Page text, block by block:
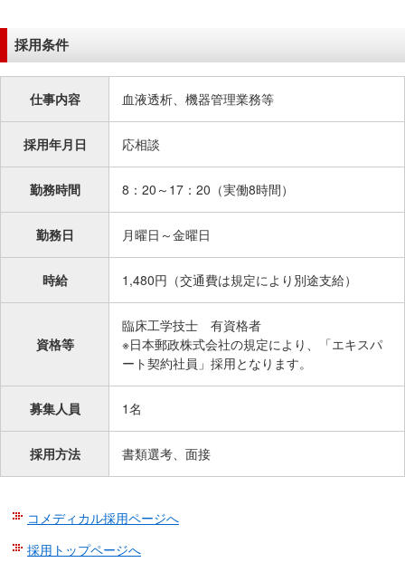
動
し
ま
す
本
文
へ
移
動
し
ま
イ
メ
ニ
ュ
ー
へ
動
し
ま
採用条件
仕事内容 血液透析、機器管理業務等
採用年月日 応相談
勤務時間 8：20～17：20（実働8時間）
勤務日 月曜日～金曜日
時給 1,480円（交通費は規定により別途支給）
資格等
臨床工学技士 有資格者
※日本郵政株式会社の規定により、「エキスパ
ート契約社員」採用となります。
募集人員 1名
採用方法 書類選考、面接
コメディカル採用ページへ
採用トップページへ